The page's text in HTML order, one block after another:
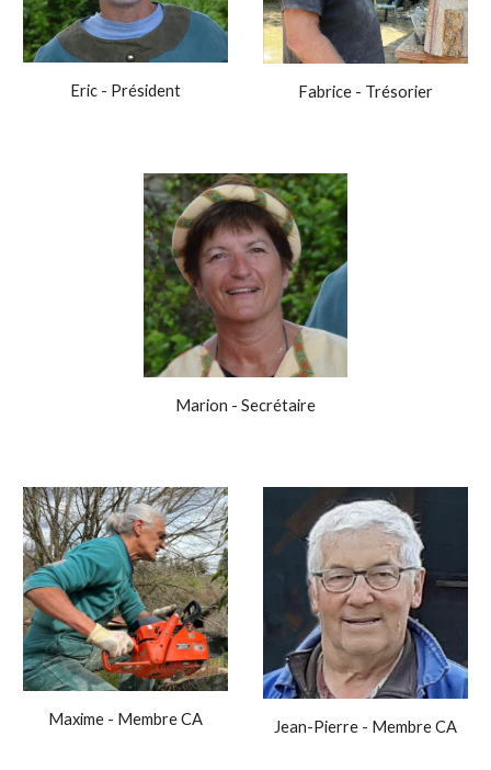
Eric - Président Fabrice - Trésorier
Marion - Secrétaire
Maxime - Membre CA Jean-Pierre - Membre CA